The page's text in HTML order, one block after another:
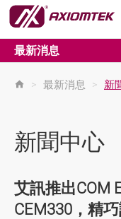
最新消息
> 最新消息 > 新
新聞中心
艾訊推出COM
CEM330，精